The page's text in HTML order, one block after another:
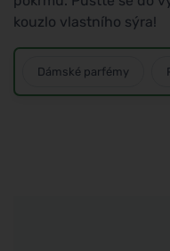
kouzlo vlastního sýra!
Dámské parfémy